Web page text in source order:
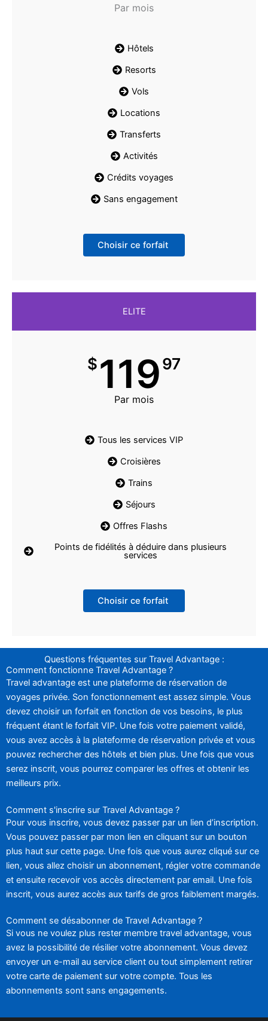
Par mois
Hôtels
Resorts
Vols
Locations
Transferts
Activités
Crédits voyages
Sans engagement
Choisir ce forfait
ELITE
$11997
Par mois
Tous les services VIP
Croisières
Trains
Séjours
Offres Flashs
Points de fidélités à déduire dans plusieurs
services
Choisir ce forfait
Questions fréquentes sur Travel Advantage :
Comment fonctionne Travel Advantage ?
Travel advantage est une plateforme de réservation de
voyages privée. Son fonctionnement est assez simple. Vous
devez choisir un forfait en fonction de vos besoins, le plus
fréquent étant le forfait VIP. Une fois votre paiement validé,
vous avez accès à la plateforme de réservation privée et vous
pouvez rechercher des hôtels et bien plus. Une fois que vous
serez inscrit, vous pourrez comparer les offres et obtenir les
meilleurs prix.
Comment s'inscrire sur Travel Advantage ?
Pour vous inscrire, vous devez passer par un lien d’inscription.
Vous pouvez passer par mon lien en cliquant sur un bouton
plus haut sur cette page. Une fois que vous aurez cliqué sur ce
lien, vous allez choisir un abonnement, régler votre commande
et ensuite recevoir vos accès directement par email. Une fois
inscrit, vous aurez accès aux tarifs de gros faiblement margés.
Comment se désabonner de Travel Advantage ?
Si vous ne voulez plus rester membre travel advantage, vous
avez la possibilité de résilier votre abonnement. Vous devez
envoyer un e-mail au service client ou tout simplement retirer
votre carte de paiement sur votre compte. Tous les
abonnements sont sans engagements.